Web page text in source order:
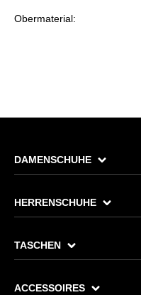
Obermaterial:
DAMENSCHUHE
HERRENSCHUHE
TASCHEN
ACCESSOIRES